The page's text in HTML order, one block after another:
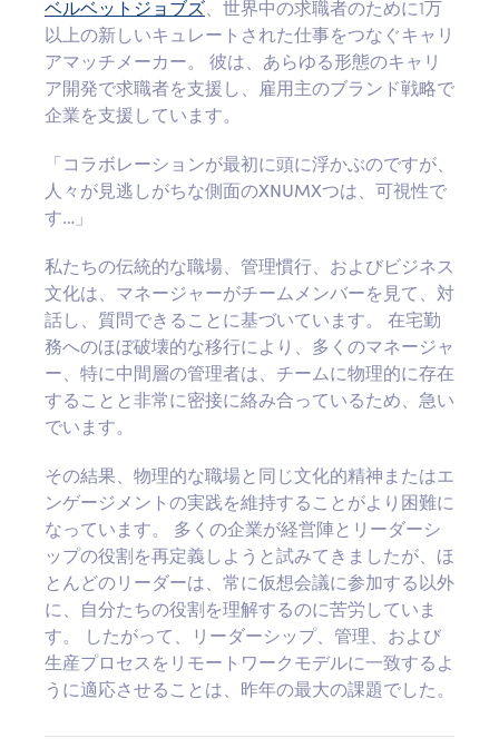
ベルベットジョブズ、世界中の求職者のために1万
以上の新しいキュレートされた仕事をつなぐキャリ
アマッチメーカー。 彼は、あらゆる形態のキャリ
ア開発で求職者を支援し、雇用主のブランド戦略で
企業を支援しています。
「コラボレーションが最初に頭に浮かぶのですが、
人々が見逃しがちな側面のXNUMXつは、可視性で
す…」
私たちの伝統的な職場、管理慣行、およびビジネス
文化は、マネージャーがチームメンバーを見て、対
話し、質問できることに基づいています。 在宅勤
務へのほぼ破壊的な移行により、多くのマネージャ
ー、特に中間層の管理者は、チームに物理的に存在
することと非常に密接に絡み合っているため、急い
でいます。
その結果、物理的な職場と同じ文化的精神またはエ
ンゲージメントの実践を維持することがより困難に
なっています。 多くの企業が経営陣とリーダーシ
ップの役割を再定義しようと試みてきましたが、ほ
とんどのリーダーは、常に仮想会議に参加する以外
に、自分たちの役割を理解するのに苦労していま
す。 したがって、リーダーシップ、管理、および
生産プロセスをリモートワークモデルに一致するよ
うに適応させることは、昨年の最大の課題でした。